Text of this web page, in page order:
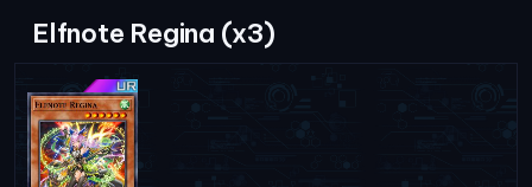
Elfnote Regina (x3)